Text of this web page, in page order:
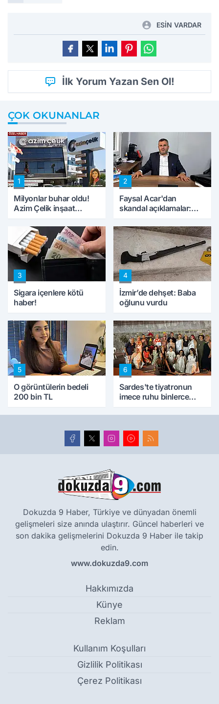
ESİN VARDAR
İlk Yorum Yazan Sen Ol!
ÇOK OKUNANLAR
1
Milyonlar buhar oldu!
Azim Çelik inşaat
konuştu
2
Faysal Acar'dan
skandal açıklamalar:
peynircilerimizi de
kıskaca aldı, müdahale
ettik'
3
Sigara içenlere kötü
haber!
4
İzmir’de dehşet: Baba
oğlunu vurdu
5
O görüntülerin bedeli
200 bin TL
6
Sardes'te tiyatronun
imece ruhu binlerce
Dokuzda 9 Haber, Türkiye ve dünyadan önemli
gelişmeleri size anında ulaştırır. Güncel haberleri ve
son dakika gelişmelerini Dokuzda 9 Haber ile takip
edin.
www.dokuzda9.com
Hakkımızda
Künye
Reklam
Kullanım Koşulları
Gizlilik Politikası
Çerez Politikası